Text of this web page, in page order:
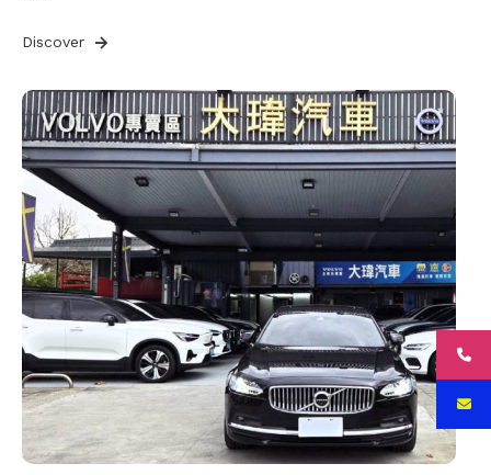
Discover